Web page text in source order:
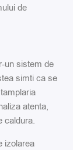
de
un sistem de
simti ca se
atenta,
caldura.
izolarea